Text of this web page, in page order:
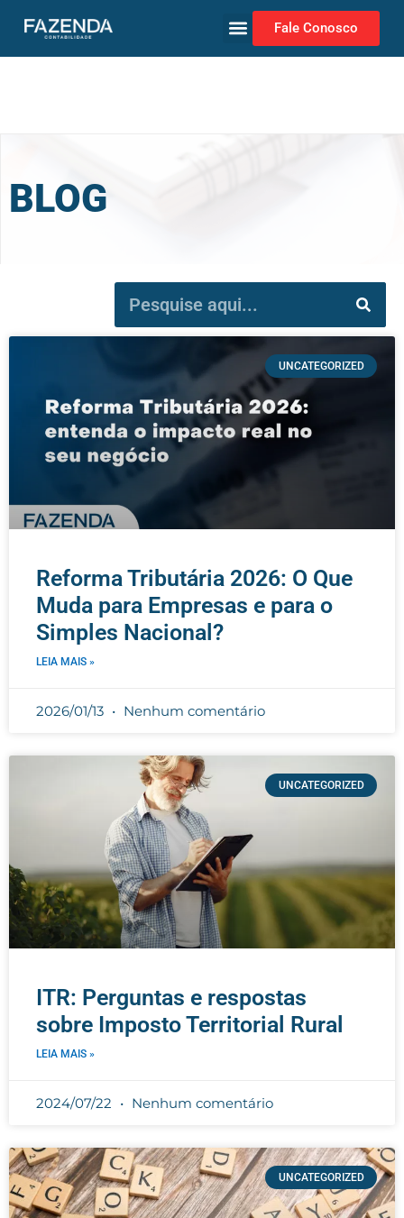
Fale Conosco
BLOG
UNCATEGORIZED
Reforma Tributária 2026: O Que
Muda para Empresas e para o
Simples Nacional?
LEIA MAIS »
2026/01/13 Nenhum comentário
UNCATEGORIZED
ITR: Perguntas e respostas
sobre Imposto Territorial Rural
LEIA MAIS »
2024/07/22 Nenhum comentário
UNCATEGORIZED